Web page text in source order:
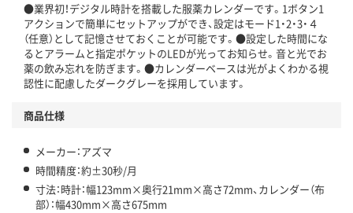
●業界初！デジタル時計を搭載した服薬カレンダーです。1ボタン1
アクションで簡単にセットアップができ、設定はモード1・2・3・４
（任意）として記憶させておくことが可能です。●設定した時間にな
るとアラームと指定ポケットのLEDが光ってお知らせ。音と光でお
薬の飲み忘れを防ぎます。●カレンダーベースは光がよくわかる視
認性に配慮したダークグレーを採用しています。
商品仕様
メーカー：アズマ
時間精度：約±30秒/月
寸法：時計：幅123mm×奥行21mm×高さ72mm、カレンダー（布
部）：幅430mm×高さ675mm